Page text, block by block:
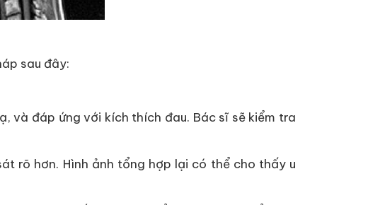
sau đây:
và đáp ứng với kích thích đau. Bác sĩ sẽ kiểm tra
rõ hơn. Hình ảnh tổng hợp lại có thể cho thấy u